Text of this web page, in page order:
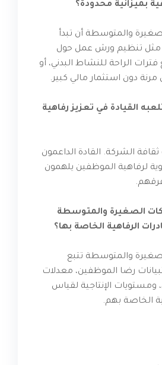
بميزانية محدودة؟
والمتوسطة أن تبدأ
مثل تنظيم ورش عمل حول
الراحة للنشاط البدني، أو
دون استثمار مالي كبير.
القيادة في تعزيز رفاهية
ثقافة الشركة. القادة الداعمون
لرفاهية الموظفين يلهمون
فرقهم.
الصغيرة والمتوسطة
الرفاهية الخاصة بها؟
والمتوسطة تتبع
رضا الموظفين، معدلات
ومستويات الإنتاجية لقياس
الخاصة بهم.